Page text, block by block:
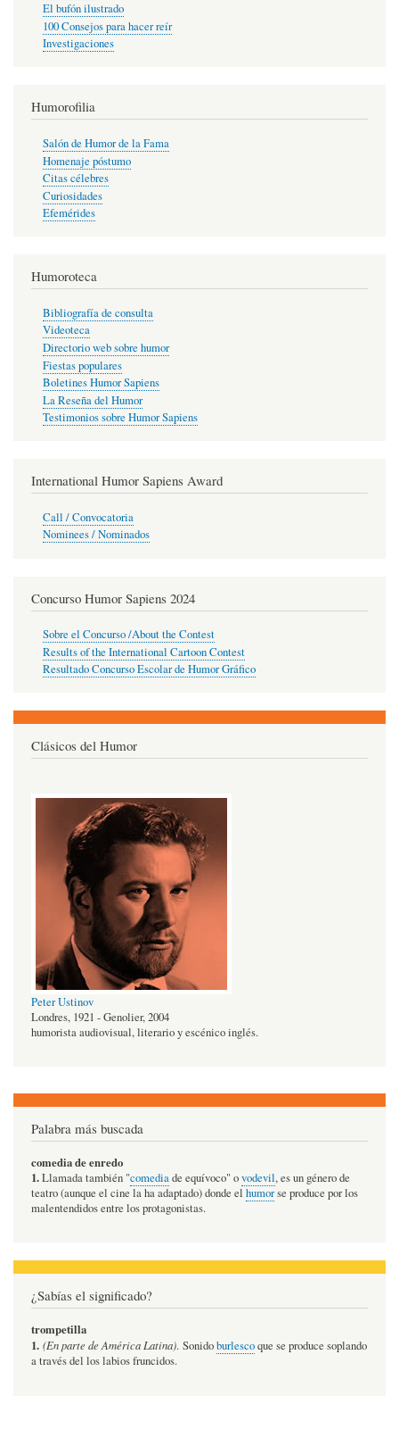
El bufón ilustrado
100 Consejos para hacer reír
Investigaciones
Humorofilia
Salón de Humor de la Fama
Homenaje póstumo
Citas célebres
Curiosidades
Efemérides
Humoroteca
Bibliografía de consulta
Videoteca
Directorio web sobre humor
Fiestas populares
Boletines Humor Sapiens
La Reseña del Humor
Testimonios sobre Humor Sapiens
International Humor Sapiens Award
Call / Convocatoria
Nominees / Nominados
Concurso Humor Sapiens 2024
Sobre el Concurso /About the Contest
Results of the International Cartoon Contest
Resultado Concurso Escolar de Humor Gráfico
Clásicos del Humor
Peter Ustinov
Londres, 1921 - Genolier, 2004
humorista audiovisual, literario y escénico inglés.
Palabra más buscada
comedia de enredo
1.Llamada también "comediade equívoco" ovodevil, es un género de
teatro (aunque el cine la ha adaptado) donde el humorse produce por los
malentendidos entre los protagonistas.
¿Sabías el significado?
trompetilla
1. (En parte de América Latina). Sonidoburlescoque se produce soplando
a través del los labios fruncidos.